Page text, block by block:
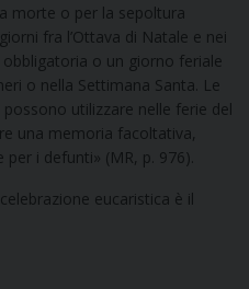
morte o per la sepoltura
fra l’Ottava di Natale e nei
o un giorno feriale
o nella Settimana Santa. Le
utilizzare nelle ferie del
una memoria facoltativa,
i defunti» (MR, p. 976).
eucaristica è il